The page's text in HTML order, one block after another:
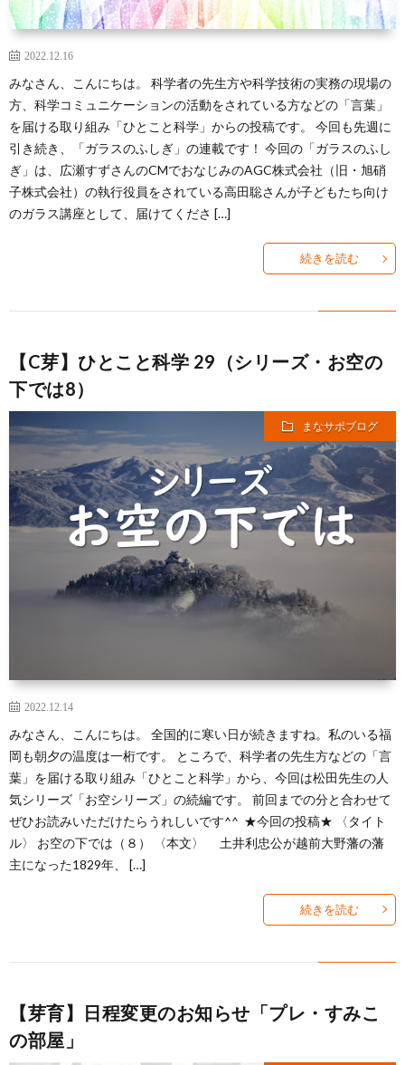
2022.12.16
みなさん、こんにちは。 科学者の先生方や科学技術の実務の現場の
方、科学コミュニケーションの活動をされている方などの「言葉」
を届ける取り組み「ひとこと科学」からの投稿です。 今回も先週に
引き続き、「ガラスのふしぎ」の連載です！ 今回の「ガラスのふし
ぎ」は、広瀬すずさんのCMでおなじみのAGC株式会社（旧・旭硝
子株式会社）の執行役員をされている高田聡さんが子どもたち向け
のガラス講座として、届けてくださ […]
続きを読む
【C芽】ひとこと科学 29（シリーズ・お空の
下では8）
まなサポブログ
2022.12.14
みなさん、こんにちは。 全国的に寒い日が続きますね。私のいる福
岡も朝夕の温度は一桁です。 ところで、科学者の先生方などの「言
葉」を届ける取り組み「ひとこと科学」から、今回は松田先生の人
気シリーズ「お空シリーズ」の続編です。 前回までの分と合わせて
ぜひお読みいただけたらうれしいです^^ ★今回の投稿★ 〈タイト
ル〉 お空の下では（８） 〈本文〉 土井利忠公が越前大野藩の藩
主になった1829年、 […]
続きを読む
【芽育】日程変更のお知らせ「プレ・すみこ
の部屋」